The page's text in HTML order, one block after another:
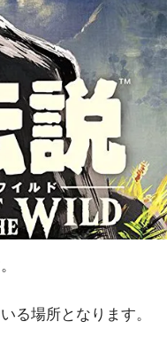
る場所となります。